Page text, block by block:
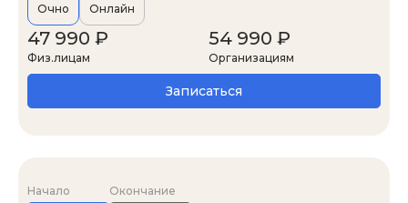
Очно Онлайн
47 990 ₽
Физ.лицам
54 990 ₽
Организациям
Записаться
Начало
Окончание